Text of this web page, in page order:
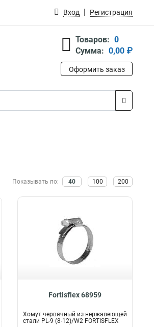
Вход Регистрация
Товаров: 0
Сумма: 0,00 ₽
Оформить заказ
Показывать по: 40 100 200
Fortisflex 68959
Хомут червячный из нержавеющей
стали PL-9 (8-12)/W2 FORTISFLEX